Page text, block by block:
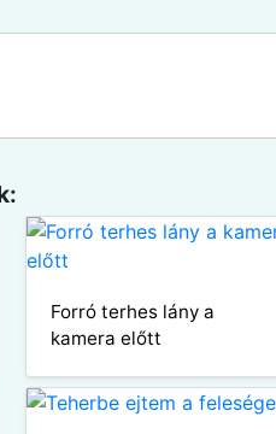
Forró terhes lány a
kamera előtt